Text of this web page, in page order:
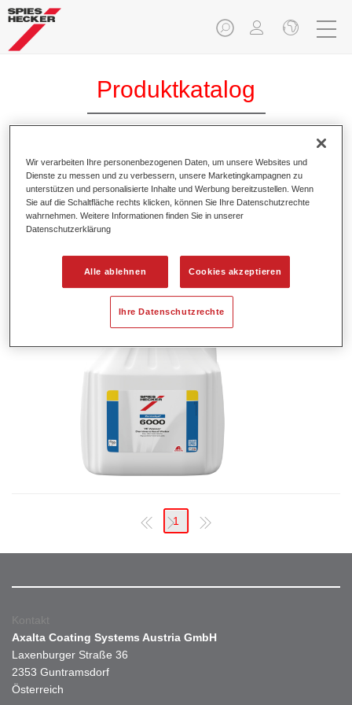
Produktkatalog
Permahyd® VE Wasser 6000
Artikelnummer 37560001
Materialnummer
1
Kontakt
Axalta Coating Systems Austria GmbH
Laxenburger Straße 36
2353 Guntramsdorf
Österreich
Wir verarbeiten Ihre personenbezogenen Daten, um unsere Websites und
Dienste zu messen und zu verbessern, unsere Marketingkampagnen zu
unterstützen und personalisierte Inhalte und Werbung bereitzustellen. Wenn
Sie auf die Schaltfläche rechts klicken, können Sie Ihre Datenschutzrechte
wahrnehmen. Weitere Informationen finden Sie in unserer
Datenschutzerklärung
Alle ablehnen Cookies akzeptieren
Ihre Datenschutzrechte